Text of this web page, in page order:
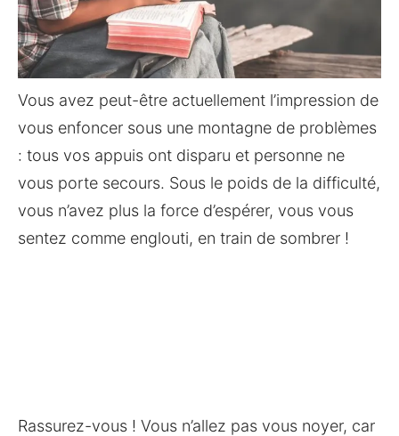
Vous avez peut-être actuellement l’impression de
vous enfoncer sous une montagne de problèmes
: tous vos appuis ont disparu et personne ne
vous porte secours. Sous le poids de la difficulté,
vous n’avez plus la force d’espérer, vous vous
sentez comme englouti, en train de sombrer !
Rassurez-vous ! Vous n’allez pas vous noyer, car